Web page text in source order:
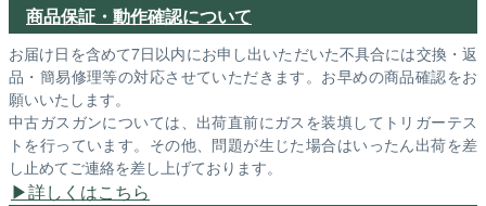
商品保証・動作確認について
お届け日を含めて7日以内にお申し出いただいた不具合には交換・返
品・簡易修理等の対応させていただきます。お早めの商品確認をお
願いいたします。
中古ガスガンについては、出荷直前にガスを装填してトリガーテス
トを行っています。その他、問題が生じた場合はいったん出荷を差
し止めてご連絡を差し上げております。
詳しくはこちら